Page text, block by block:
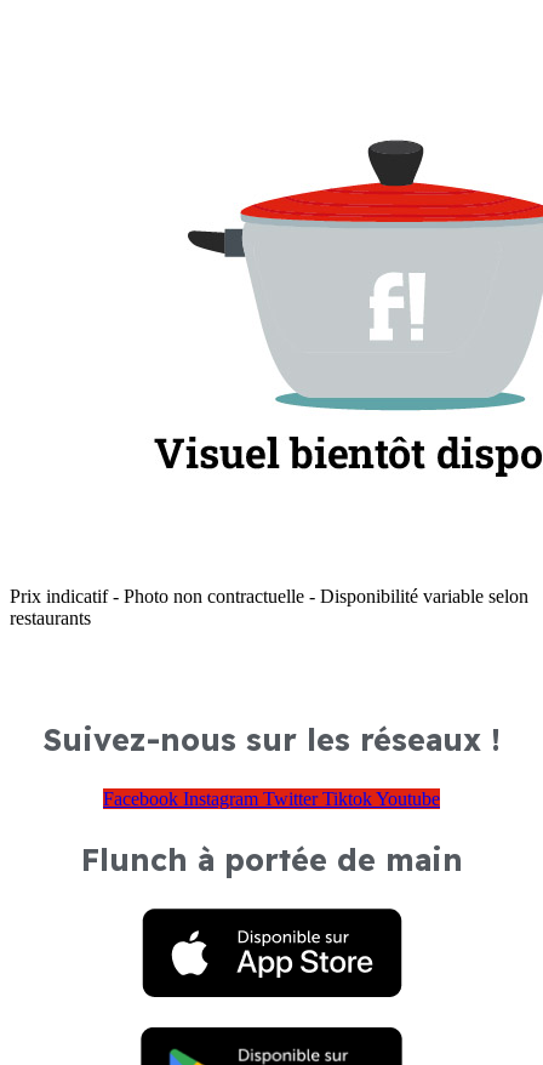
Prix indicatif - Photo non contractuelle - Disponibilité variable selon
restaurants
Suivez-nous sur les réseaux !
Facebook Instagram Twitter TiktokYoutube
Flunch à portée de main